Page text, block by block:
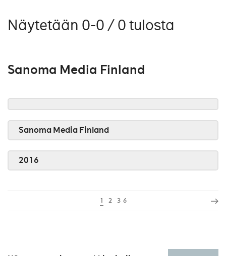
Näytetään 0-0 / 0 tulosta
Sanoma Media Finland
Sanoma Media Finland
2016
1 2 3 6